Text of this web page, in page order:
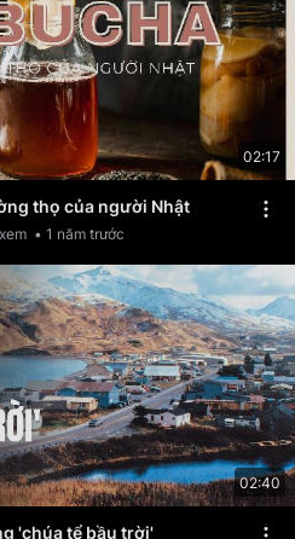
02:17
thọ của người Nhật
• 1 năm trước
02:40
'chúa tể bầu trời'